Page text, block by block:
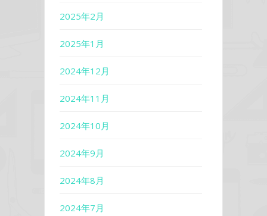
2025年2月
2025年1月
2024年12月
2024年11月
2024年10月
2024年9月
2024年8月
2024年7月